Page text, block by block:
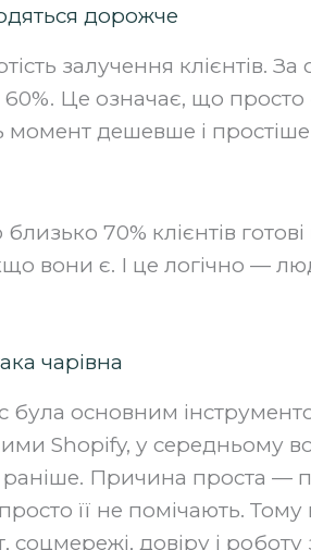
дорожче
залучення клієнтів. За
Це означає, що просто
момент дешевше і
70% клієнтів готові
вони є. І це логічно —
чарівна
основним
Shopify, у середньому
Причина проста —
її не помічають.
довіру і роботу